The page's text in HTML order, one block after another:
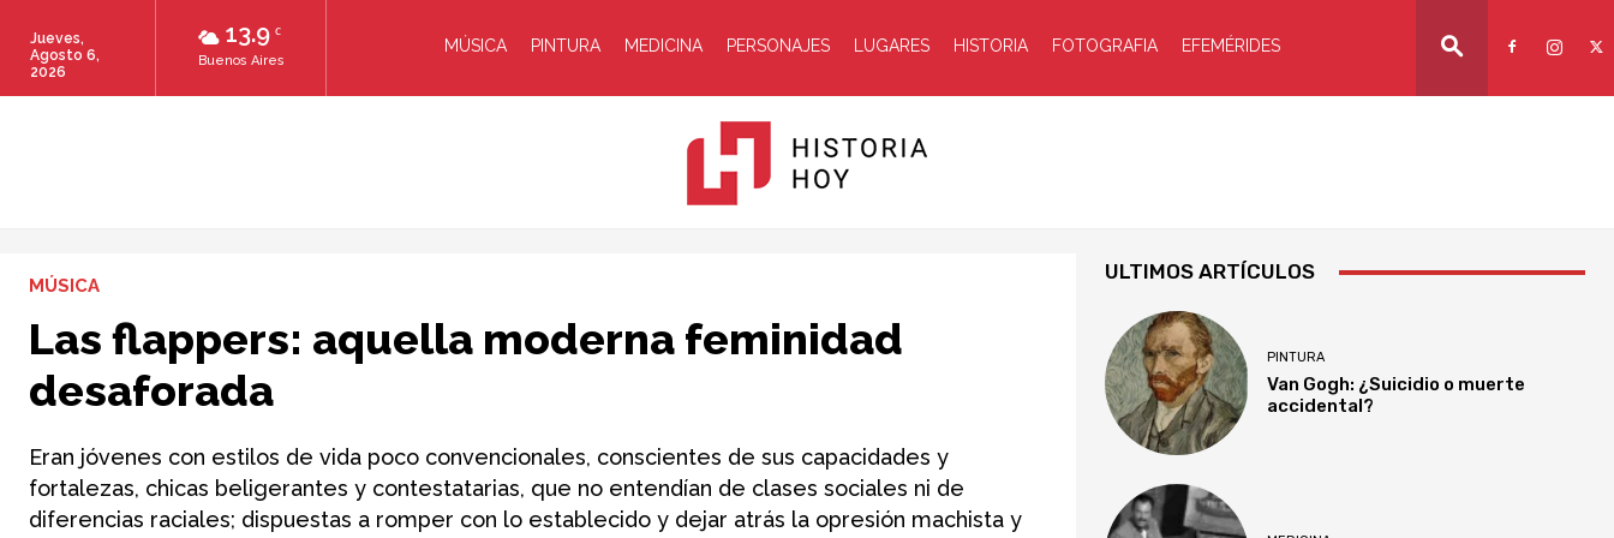
13.9 C
Buenos Aires
Jueves,
Agosto 6,
2026
MÚSICA PINTURA MEDICINA PERSONAJES LUGARES HISTORIA FOTOGRAFIA EFEMÉRIDES
Hoy
MÚSICA
Las flappers: aquella moderna feminidad
desaforada
Eran jóvenes con estilos de vida poco convencionales, conscientes de sus capacidades y
fortalezas, chicas beligerantes y contestatarias, que no entendían de clases sociales ni de
diferencias raciales; dispuestas a romper con lo establecido y dejar atrás la opresión machista y
ULTIMOS ARTÍCULOS
PINTURA
Van Gogh: ¿Suicidio o muerte
accidental?